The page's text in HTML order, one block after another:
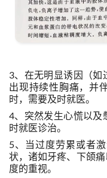
3、在无明显诱因（如
出现持续性胸痛，并
时，需要及时就医。
4、突然发生心慌以及
时就医诊治。
5、当过度劳累或者
状，诸如牙疼、下颌
度的重视。